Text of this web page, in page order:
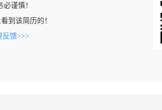
谨慎！
到该简历的！
反馈>>>